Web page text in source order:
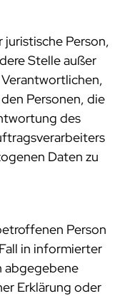
Person,
Stelle außer
Personen, die
des
Daten zu
Person
in informierter
abgegebene
Erklärung oder